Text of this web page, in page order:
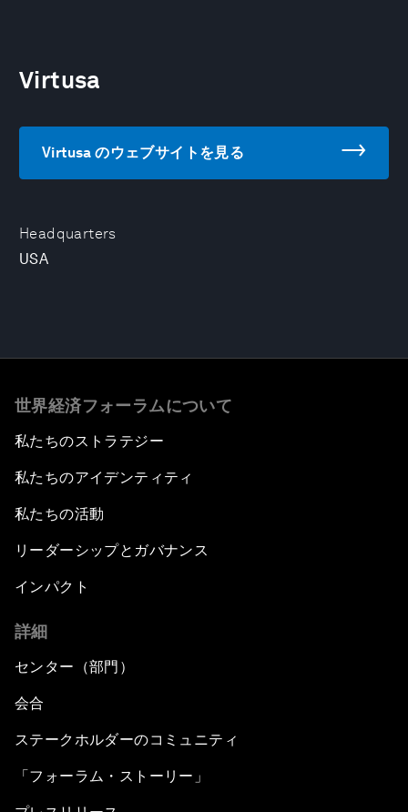
Headquarters
USA
Virtusa
Virtusa のウェブサイトを見る
世界経済フォーラムについて
私たちのストラテジー
私たちのアイデンティティ
私たちの活動
リーダーシップとガバナンス
インパクト
詳細
センター（部門）
会合
ステークホルダーのコミュニティ
「フォーラム・ストーリー」